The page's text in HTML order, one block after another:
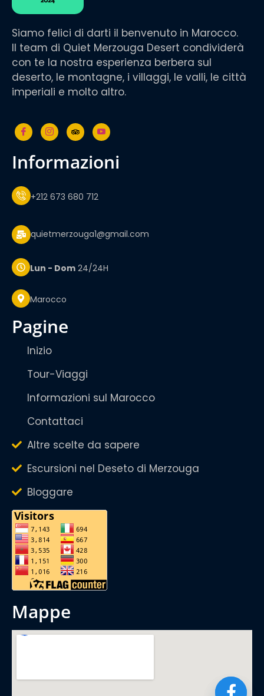
Siamo felici di darti il benvenuto in Marocco.
Il team di Quiet Merzouga Desert condividerà
con te la nostra esperienza berbera sul
deserto, le montagne, i villaggi, le valli, le città
imperiali e molto altro.
informazioni
+212 673 680 712
quietmerzouga1@gmail.com
Lun - Dom 24/24H
Marocco
pagine
Inizio
Tour-Viaggi
Informazioni sul Marocco
Contattaci
Altre scelte da sapere
Escursioni nel Deseto di Merzouga
Bloggare
mappe